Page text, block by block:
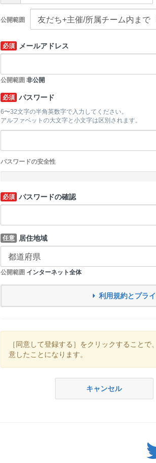
公開範囲
必須 メールアドレス
公開範囲 非公開
必須 パスワード
6〜32文字の半角英数字で入力してください。
アルファベットの大文字と小文字は区別されます。
パスワードの安全性
必須 パスワードの確認
任意 居住地域
公開範囲 インターネット全体
利用規約とプラ
［同意して登録する］をクリックすること
意したことになります。
キャンセル